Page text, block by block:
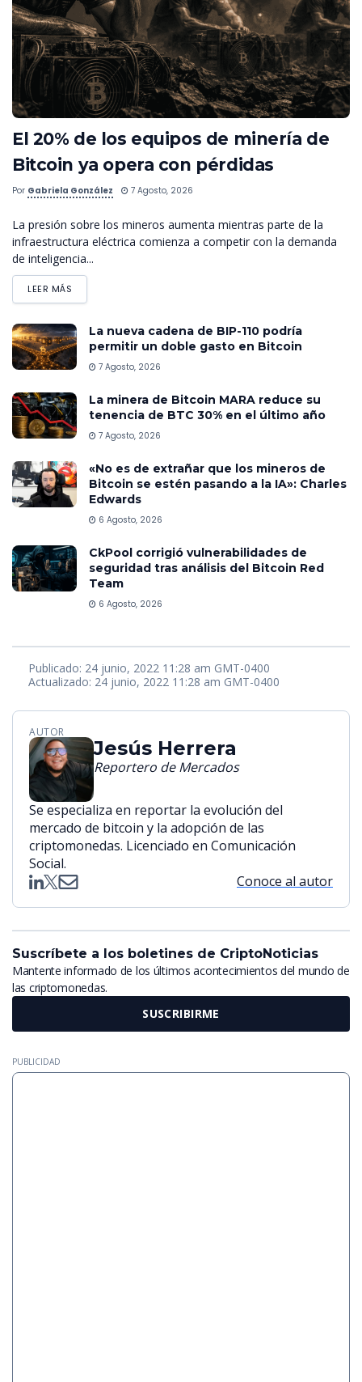
El 20% de los equipos de minería de
Bitcoin ya opera con pérdidas
Por Gabriela González 7 Agosto, 2026
La presión sobre los mineros aumenta mientras parte de la
infraestructura eléctrica comienza a competir con la demanda
de inteligencia...
LEER MÁS
La nueva cadena de BIP-110 podría
permitir un doble gasto en Bitcoin
7 Agosto, 2026
La minera de Bitcoin MARA reduce su
tenencia de BTC 30% en el último año
7 Agosto, 2026
«No es de extrañar que los mineros de
Bitcoin se estén pasando a la IA»: Charles
Edwards
6 Agosto, 2026
CkPool corrigió vulnerabilidades de
seguridad tras análisis del Bitcoin Red
Team
6 Agosto, 2026
Publicado: 24 junio, 2022 11:28 am GMT-0400
Actualizado: 24 junio, 2022 11:28 am GMT-0400
AUTOR
Jesús Herrera
Reportero de Mercados
Se especializa en reportar la evolución del
mercado de bitcoin y la adopción de las
criptomonedas. Licenciado en Comunicación
Social.
Conoce al autor
Suscríbete a los boletines de CriptoNoticias
Mantente informado de los últimos acontecimientos del mundo de
las criptomonedas.
SUSCRIBIRME
PUBLICIDAD